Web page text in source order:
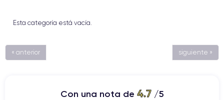
Esta categoría está vacía.
« anterior siguiente »
Con una nota de 4.7/5